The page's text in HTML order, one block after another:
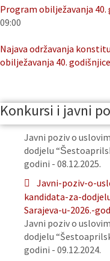
Program obilježavanja 40.
09:00
Najava održavanja
obilježavanja 40.
Konkursi i javni
Javni poziv o
dodjelu
godini - 08.12.2025.
Javni-poziv-o-
kandidata-za-
Sarajeva-u-2026.-
Javni poziv o
dodjelu
godini - 09.12.2024.